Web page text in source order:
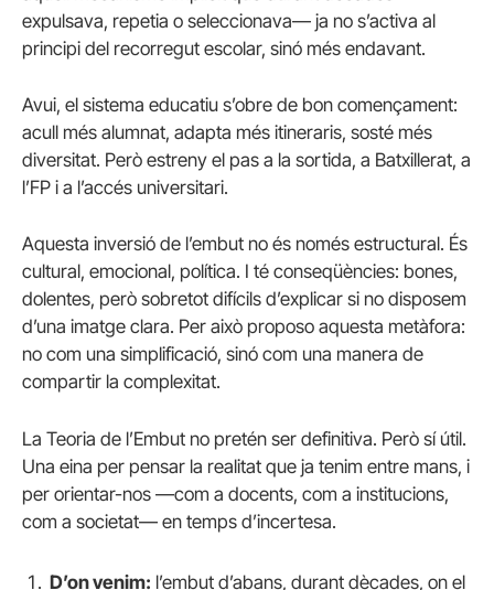
expulsava, repetia o seleccionava— ja no s’activa al
principi del recorregut escolar, sinó més endavant.
Avui, el sistema educatiu s’obre de bon començament:
acull més alumnat, adapta més itineraris, sosté més
diversitat. Però estreny el pas a la sortida, a Batxillerat, a
l’FP i a l’accés universitari.
Aquesta inversió de l’embut no és només estructural. És
cultural, emocional, política. I té conseqüències: bones,
dolentes, però sobretot difícils d’explicar si no disposem
d’una imatge clara. Per això proposo aquesta metàfora:
no com una simplificació, sinó com una manera de
compartir la complexitat.
La Teoria de l’Embut no pretén ser definitiva. Però sí útil.
Una eina per pensar la realitat que ja tenim entre mans, i
per orientar-nos —com a docents, com a institucions,
com a societat— en temps d’incertesa.
D’on venim: l’embut d’abans, durant dècades, on el